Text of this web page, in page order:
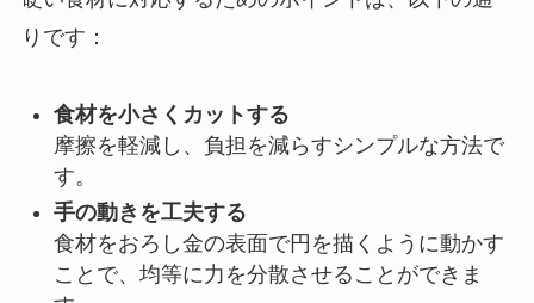
りです：
食材を小さくカットする
摩擦を軽減し、負担を減らすシンプルな方法で
す。
手の動きを工夫する
食材をおろし金の表面で円を描くように動かす
ことで、均等に力を分散させることができま